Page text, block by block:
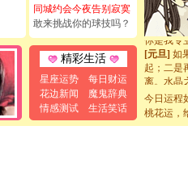
同城约会今夜告别寂寞
敢来挑战你的球技吗？
精彩生活
星座运势
每日财运
花边新闻
魔鬼辞典
情感测试
生活笑话
[元旦]看
断电。爱
你是我专
[元旦] 如
起；二是
离。水晶
泣，这痛
卖了。水
今日运程
桃花运，